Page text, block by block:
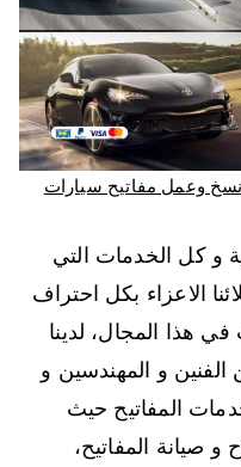
مفاتيح السيارات اليابانية 98080146‬ نسخ وعمل مفاتيح سيارات
و كل الخدمات التي
الاعزاء بكل احتراف
هذا المجال، لدينا
و المهندسين و
المفاتيح حيث
صيانة المفاتيح،